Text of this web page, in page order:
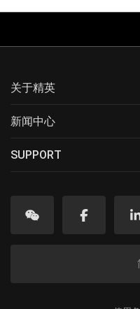
关于精英
新闻中心
SUPPORT